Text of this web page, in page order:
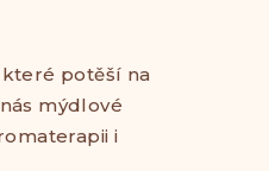
potěší na
mýdlové
i